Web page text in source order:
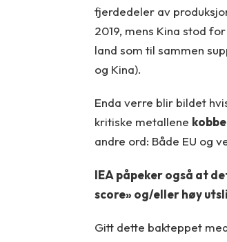
fjerdedeler av
2019, mens Kina stod
land som til sammen
og Kina).
Enda verre blir bildet
kritiske metallene
andre ord: Både EU og
IEA påpeker også at
score» og/eller høy
Gitt dette bakteppet